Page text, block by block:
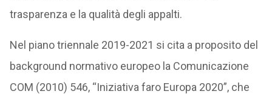
trasparenza e la qualità degli appalti.
Nel piano triennale 2019-2021 si cita a proposito del
background normativo europeo la Comunicazione
COM (2010) 546, “Iniziativa faro Europa 2020”, che